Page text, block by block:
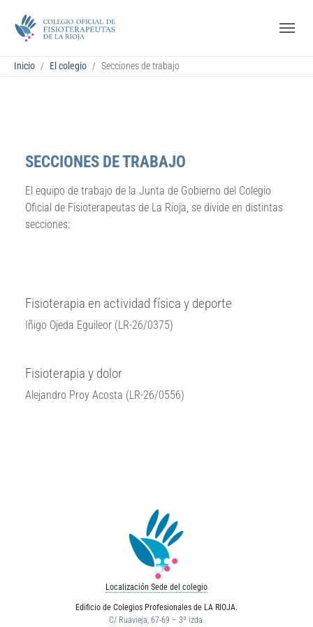
Estás aquí:
Inicio El colegio Secciones de trabajo
SECCIONES DE TRABAJO
El equipo de trabajo de la Junta de Gobierno del Colegio
Oficial de Fisioterapeutas de La Rioja, se divide en distintas
secciones:
Fisioterapia en actividad física y deporte
Iñigo Ojeda Eguileor (LR-26/0375)
Fisioterapia y dolor
Alejandro Proy Acosta (LR-26/0556)
Localización Sede del colegio
Edificio de Colegios Profesionales de LA RIOJA.
C/ Ruavieja, 67-69 – 3º izda.